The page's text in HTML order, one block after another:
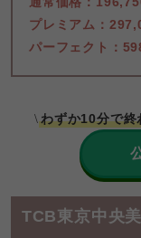
プレミアム：
パーフェクト：
\わずか10分で終
TCB東京中央